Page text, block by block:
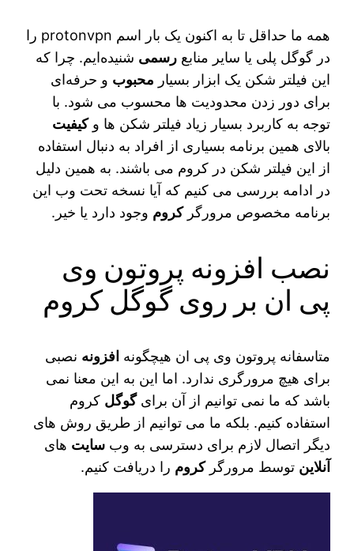
همه ما حداقل تا به اکنون یک بار اسم protonvpn را
در گوگل پلی یا سایر منابعرسمی شنیده‌ایم. چرا که
این فیلتر شکن یک ابزار بسیار محبوب و حرفه‌ای
برای دور زدن محدودیت‌ ها محسوب می‌ شود. با
توجه به کاربرد بسیار زیاد فیلتر شکن‌ ها وکیفیت
بالای همین برنامه بسیاری از افراد به دنبال استفاده
از این فیلتر شکن در کروم می‌ باشند. به همین دلیل
در ادامه بررسی می‌ کنیم که آیا نسخه تحت وب این
برنامه مخصوص مرورگرکروم وجود دارد یا خیر‌.
نصب افزونه پروتون وی
پی ان بر روی گوگل کروم
متاسفانه پروتون وی پی ان هیچگونه افزونه نصبی
برای هیچ مرورگری ندارد. اما این به این معنا نمی‌
باشد که ما نمی‌ توانیم از آن برایگوگل کروم
استفاده کنیم. بلکه ما می‌ توانیم از طریق روش‌ های
دیگر اتصال لازم برای دسترسی به وبسایت‌ های
آنلاین توسط مرورگرکروم را دریافت کنیم.